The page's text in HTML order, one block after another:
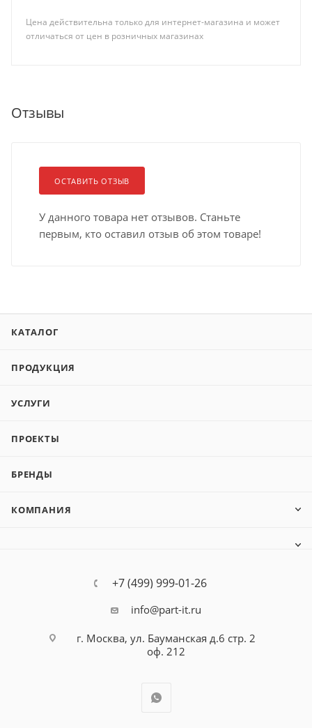
Цена действительна только для интернет-магазина и может
отличаться от цен в розничных магазинах
Отзывы
ОСТАВИТЬ ОТЗЫВ
У данного товара нет отзывов. Станьте
первым, кто оставил отзыв об этом товаре!
КАТАЛОГ
ПРОДУКЦИЯ
УСЛУГИ
ПРОЕКТЫ
БРЕНДЫ
КОМПАНИЯ
+7 (499) 999-01-26
info@part-it.ru
г. Москва, ул. Бауманская д.6 стр. 2
оф. 212